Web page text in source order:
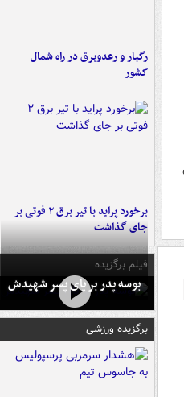
رگبار و رعدوبرق در راه شمال
کشور
برخورد پراید با تیر برق ۲ فوتی بر
جای گذاشت
فیلم برگزیده
بوسه‌ پدر بر پای پسر شهیدش
برگزیده ورزشی